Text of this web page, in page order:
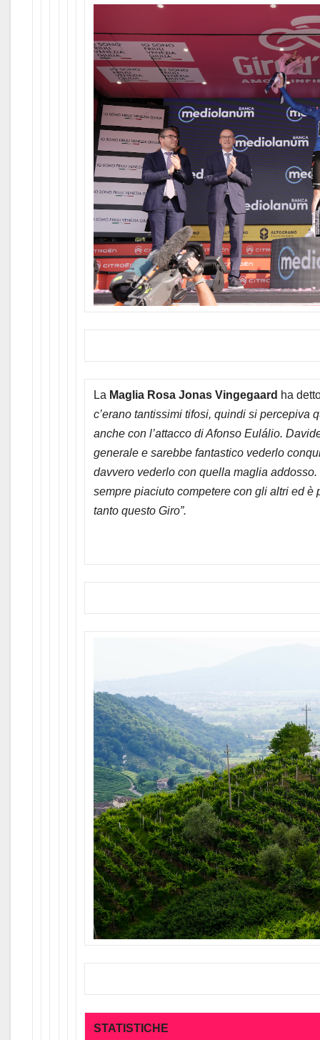
La Maglia Rosa Jonas Vingegaard ha
c’erano tantissimi tifosi, quindi si percepiva
anche con l’attacco di Afonso Eulálio.
generale e sarebbe fantastico vederlo
davvero vederlo con quella maglia addosso.
sempre piaciuto competere con gli altri ed
tanto questo Giro”.
STATISTICHE